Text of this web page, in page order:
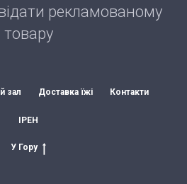
рекламованому
товару
зал Доставка їжі Контакти
ІРЕН
У Гору